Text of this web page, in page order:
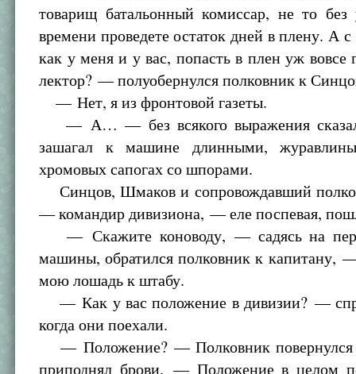
товарищ батальонный комиссар, не то без
времени проведете остаток дней в плену. А с
как у меня и у вас, попасть в плен уж вовсе
лектор? — полуобернулся полковник к
— Нет, я из фронтовой газеты.
— А… — без всякого выражения
зашагал к машине длинными,
хромовых сапогах со шпорами.
Синцов, Шмаков и сопровождавший
— командир дивизиона, — еле поспевая,
— Скажите коноводу, — садясь на
машины, обратился полковник к капитану,
мою лошадь к штабу.
— Как у вас положение в дивизии? —
когда они поехали.
— Положение? — Полковник повернулся
приподнял брови. — Положение в целом